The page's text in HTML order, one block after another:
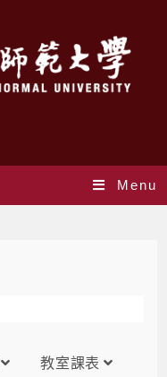
Menu
教室課表